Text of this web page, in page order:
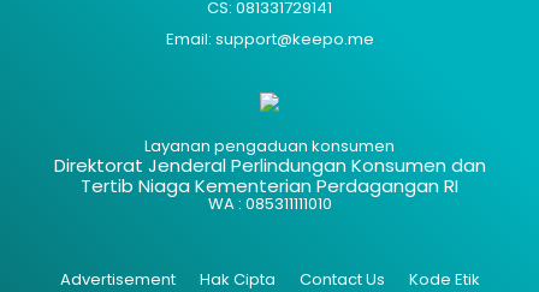
CS: 081331729141
Email: support@keepo.me
Layanan pengaduan konsumen
Direktorat Jenderal Perlindungan Konsumen dan
Tertib Niaga Kementerian Perdagangan RI
WA : 085311111010
Advertisement Hak Cipta Contact Us
Kode Etik